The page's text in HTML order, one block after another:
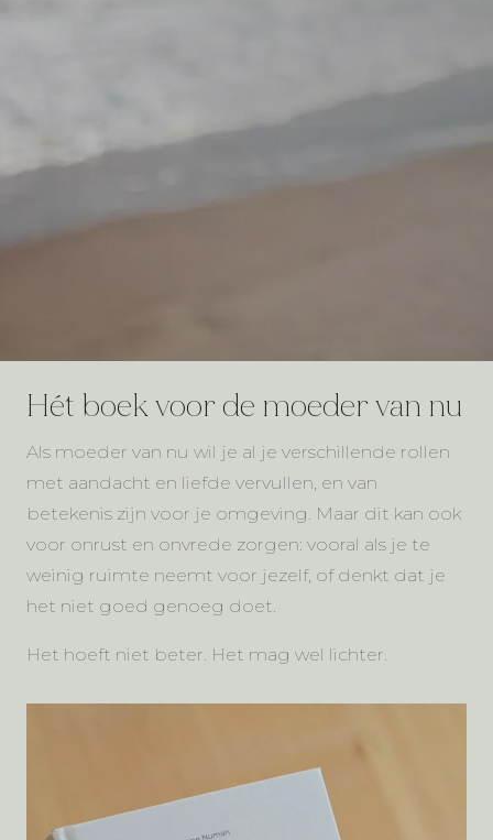
Hét boek voor de moeder van nu
Als moeder van nu wil je al je verschillende rollen
met aandacht en liefde vervullen, en van
betekenis zijn voor je omgeving. Maar dit kan ook
voor onrust en onvrede zorgen: vooral als je te
weinig ruimte neemt voor jezelf, of denkt dat je
het niet goed genoeg doet.
Het hoeft niet beter. Het mag wel lichter.